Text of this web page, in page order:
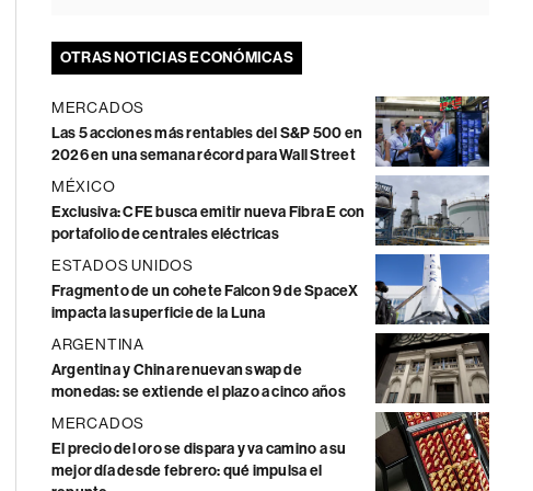
OTRAS NOTICIAS ECONÓMICAS
MERCADOS
Las 5 acciones más rentables del S&P 500 en
2026 en una semana récord para Wall Street
MÉXICO
Exclusiva: CFE busca emitir nueva Fibra E con
portafolio de centrales eléctricas
ESTADOS UNIDOS
Fragmento de un cohete Falcon 9 de SpaceX
impacta la superficie de la Luna
ARGENTINA
Argentina y China renuevan swap de
monedas: se extiende el plazo a cinco años
MERCADOS
El precio del oro se dispara y va camino a su
mejor día desde febrero: qué impulsa el